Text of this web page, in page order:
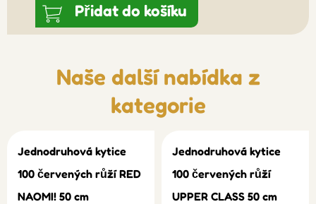
Přidat do košíku
Naše další nabídka z
kategorie
Jednodruhová kytice
100 červených růží RED
NAOMI! 50 cm
Jednodruhová kytice
100 červených růží
UPPER CLASS 50 cm